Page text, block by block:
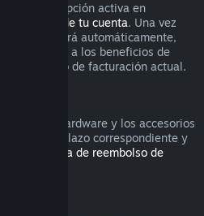
una suscripción activa en
detalles de tu cuenta. Una vez
se renovará automáticamente,
contenido y a los beneficios de
de tu ciclo de facturación actual.
por el hardware y los accesorios
dentro del plazo correspondiente y
Política de reembolso de